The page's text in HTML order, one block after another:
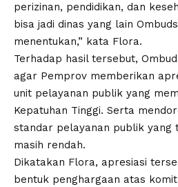
perizinan, pendidikan, dan
bisa jadi dinas yang lain
menentukan,” kata Flora.
Terhadap hasil tersebut,
agar Pemprov memberikan
unit pelayanan publik yang
Kepatuhan Tinggi. Serta
standar pelayanan publik yang
masih rendah.
Dikatakan Flora, apresiasi
bentuk penghargaan atas